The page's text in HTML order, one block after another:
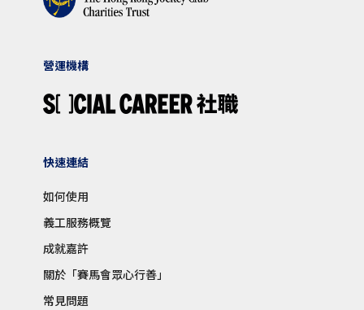
營運機構
快速連結
如何使用
義工服務概覽
成就嘉許
關於「賽馬會眾心行善」
常見問題